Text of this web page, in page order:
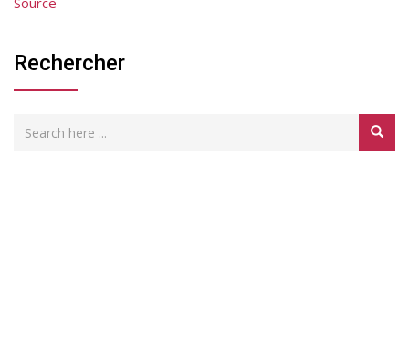
Rechercher